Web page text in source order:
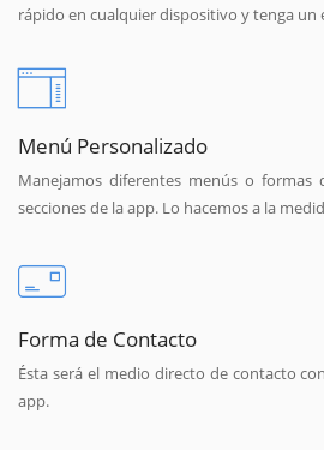
rápido en cualquier dispositivo y tenga un
Menú Personalizado
Manejamos diferentes menús o formas
secciones de la app. Lo hacemos a la
Forma de Contacto
Ésta será el medio directo de contacto
app.